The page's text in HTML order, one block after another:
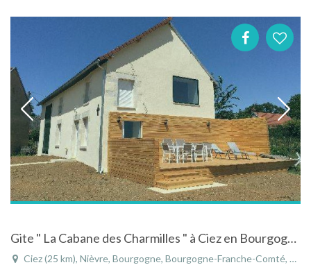
Gite " La Cabane des Charmilles " à Ciez en Bourgogne avec vue sur la campagne
Ciez (25 km), Nièvre, Bourgogne, Bourgogne-Franche-Comté, France